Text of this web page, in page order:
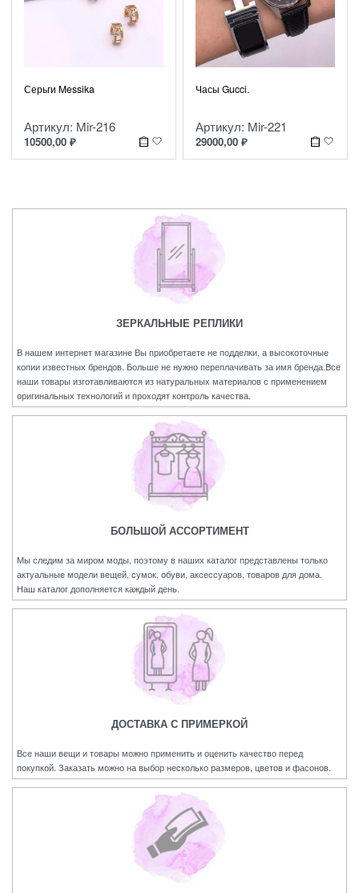
Серьги Messika
Артикул: Mir-216
10500,00 ₽
Часы Gucci.
Артикул: Mir-221
29000,00 ₽
ЗЕРКАЛЬНЫЕ РЕПЛИКИ
В нашем интернет магазине Вы приобретаете не подделки, а высокоточные
копии известных брендов. Больше не нужно переплачивать за имя бренда.Все
наши товары изготавливаются из натуральных материалов с применением
оригинальных технологий и проходят контроль качества.
БОЛЬШОЙ АССОРТИМЕНТ
Мы следим за миром моды, поэтому в наших каталог представлены только
актуальные модели вещей, сумок, обуви, аксессуаров, товаров для дома.
Наш каталог дополняется каждый день.
ДОСТАВКА С ПРИМЕРКОЙ
Все наши вещи и товары можно применить и оценить качество перед
покупкой. Заказать можно на выбор несколько размеров, цветов и фасонов.